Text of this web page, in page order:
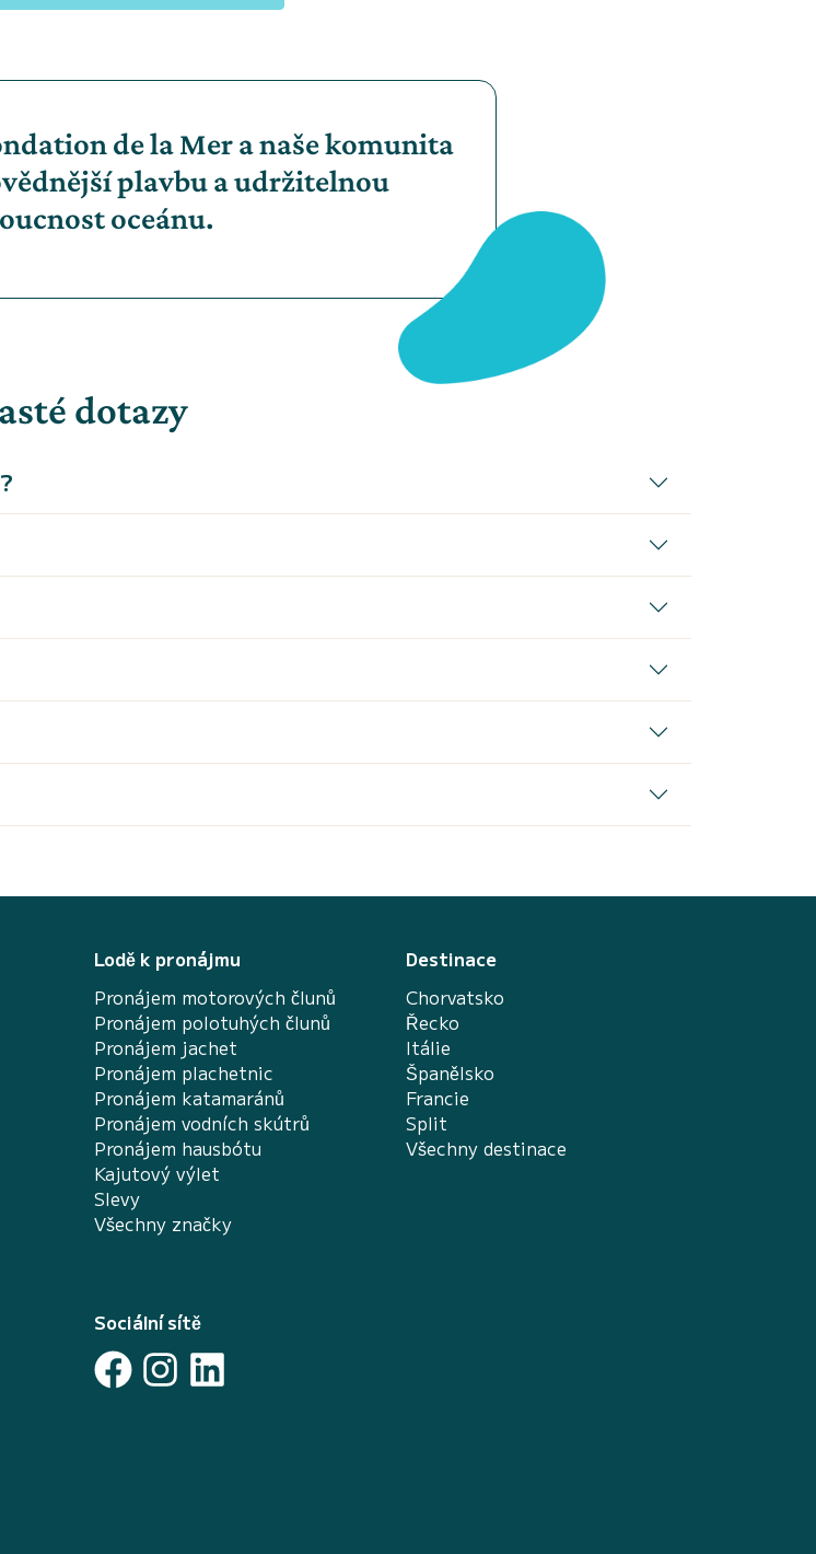
de la Mer a naše komunita
plavbu a udržitelnou
oceánu.
dotazy
Lodě k pronájmu
Pronájem motorových člunů
Pronájem polotuhých člunů
Pronájem jachet
Pronájem plachetnic
Pronájem katamaránů
Pronájem vodních skútrů
Pronájem hausbótu
Kajutový výlet
Slevy
Všechny značky
Destinace
Chorvatsko
Řecko
Itálie
Španělsko
Francie
Split
Všechny destinace
Sociální sítě